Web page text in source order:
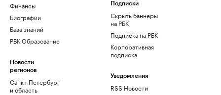
Финансы
Биографии
База знаний
РБК Образование
Новости
регионов
Санкт-Петербург
и область
Подписки
Скрыть баннеры
на РБК
Подписка на РБК
Корпоративная
подписка
Уведомления
RSS Новости